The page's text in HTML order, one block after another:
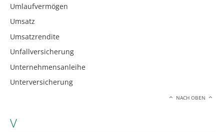
Umlaufvermögen
Umsatz
Umsatzrendite
Unfallversicherung
Unternehmensanleihe
Unterversicherung
NACH OBEN
V